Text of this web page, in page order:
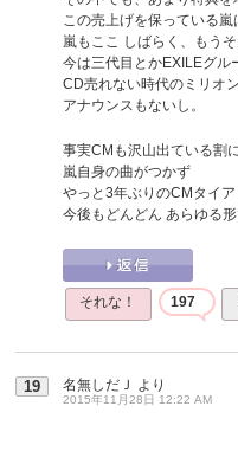
この売上げを保っている嵐
嵐もここ しばらく、もう
今は三代目とかEXILEグル
CD売れない時代のミリオ
アナウンスもないし。
事実CMも沢山出ている割
嵐自身の曲がつかず
やっと3年ぶりのCMタイ
今後もどんどん あらゆる
それな！ 197
19 名無しだＪ より
2015年11月28日 12:22 AM